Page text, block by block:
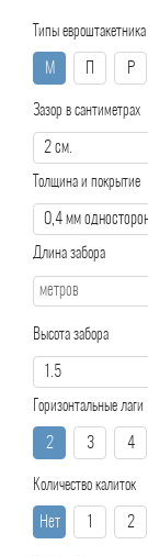
Типы евроштакетника
М Р
Зазор в сантиметрах
Толщина и покрытие
Длина забора
Высота забора
Горизонтальные лаги
2 3 4
Количество калиток
Нет 2